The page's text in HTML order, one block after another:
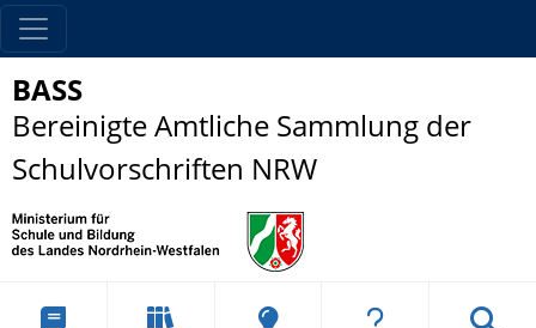
BASS
Bereinigte Amtliche Sammlung der
Schulvorschriften NRW